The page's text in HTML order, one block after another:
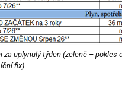
za uplynulý týden (zeleně –
fix)